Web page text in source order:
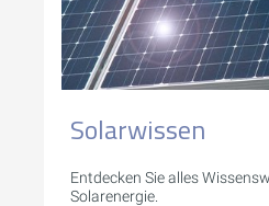
Solarwissen
Entdecken Sie alles
Solarenergie.